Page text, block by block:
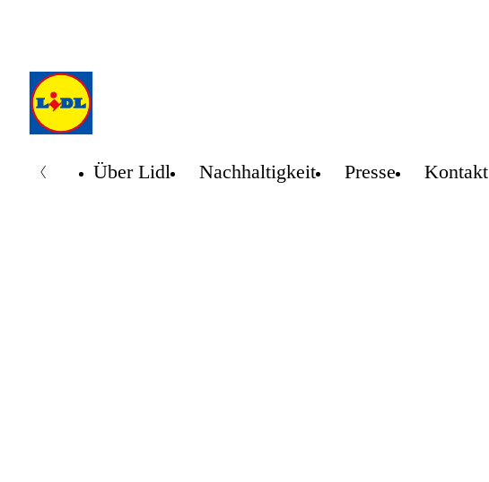
Über Lidl Nachhaltigkeit Presse Kontakt